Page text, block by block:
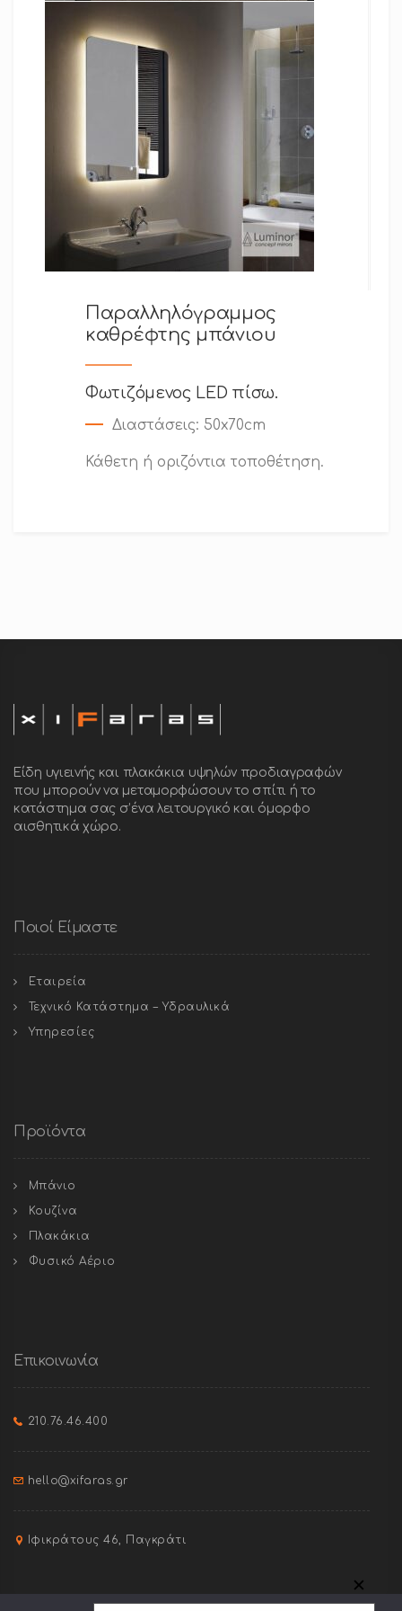
Παραλληλόγραμμος
καθρέφτης μπάνιου
Φωτιζόμενος LED πίσω.
Διαστάσεις: 50x70cm
Κάθετη ή οριζόντια τοποθέτηση.
Είδη υγιεινής και πλακάκια υψηλών προδιαγραφών
που μπορούν να μεταμορφώσουν το σπίτι ή το
κατάστημα σας σ’ένα λειτουργικό και όμορφο
αισθητικά χώρο.
Ποιοί Είμαστε
Εταιρεία
Τεχνικό Κατάστημα – Υδραυλικά
Υπηρεσίες
Προϊόντα
Μπάνιο
Κουζίνα
Πλακάκια
Φυσικό Αέριο
Επικοινωνία
210.76.46.400
hello@xifaras.gr
Ιφικράτους 46, Παγκράτι
✕